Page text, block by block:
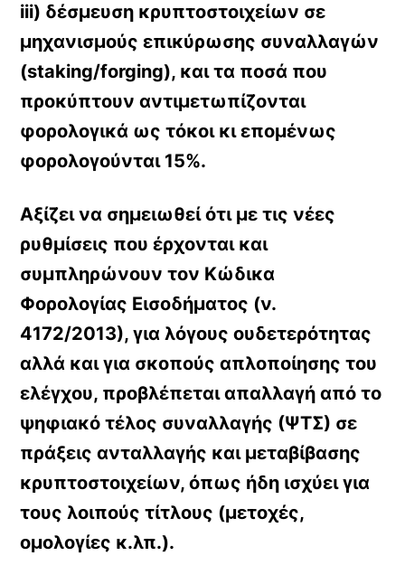
iii) δέσμευση κρυπτοστοιχείων σε
μηχανισμούς επικύρωσης συναλλαγών
(staking/forging), και τα ποσά που
προκύπτουν αντιμετωπίζονται
φορολογικά ως τόκοι κι επομένως
φορολογούνται 15%.
Αξίζει να σημειωθεί ότι με τις νέες
ρυθμίσεις που έρχονται και
συμπληρώνουν τον Κώδικα
Φορολογίας Εισοδήματος (ν.
4172/2013), για λόγους ουδετερότητας
αλλά και για σκοπούς απλοποίησης του
ελέγχου, προβλέπεται απαλλαγή από το
ψηφιακό τέλος συναλλαγής (ΨΤΣ) σε
πράξεις ανταλλαγής και μεταβίβασης
κρυπτοστοιχείων, όπως ήδη ισχύει για
τους λοιπούς τίτλους (μετοχές,
ομολογίες κ.λπ.).